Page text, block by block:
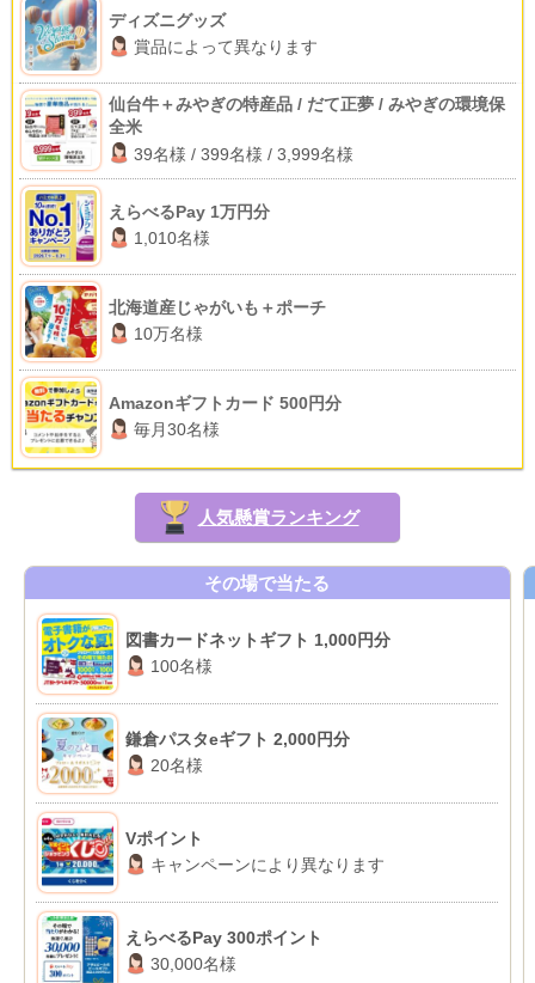
ディズニグッズ
賞品によって異なります
仙台牛＋みやぎの特産品 / だて正夢 / みやぎの環境保
全米
39名様 / 399名様 / 3,999名様
えらべるPay 1万円分
1,010名様
北海道産じゃがいも＋ポーチ
10万名様
Amazonギフトカード 500円分
毎月30名様
人気懸賞ランキング
その場で当たる
図書カードネットギフト 1,000円分
100名様
鎌倉パスタeギフト 2,000円分
20名様
Vポイント
キャンペーンにより異なります
えらべるPay 300ポイント
30,000名様